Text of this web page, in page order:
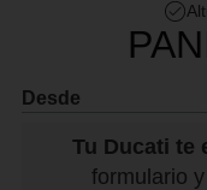
Desde
Tu Ducati te
formulario